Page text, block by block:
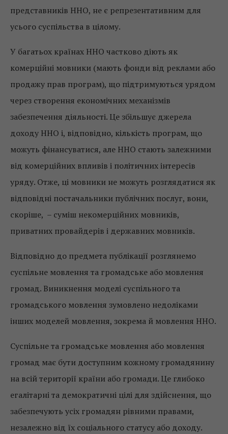
представників ННО, не є репрезентативним для
усього суспільства в цілому.
У багатьох країнах ННО частково діють як
комерційні мовники (мають фонди від реклами або
продажу прав програм), що підтримуються урядом
через створення економічних механізмів
забезпечення діяльності. Це збільшує джерела
доходу ННО і, відповідно, кількість програм, що
можуть фінансуватися, але ННО стають залежними
від комерційних впливів і політичних інтересів
уряду. Отже, ці мовники не можуть розглядатися як
відповідні постачальники публічних послуг, вони,
скоріше, – суміш некомерційних мовників,
приватних провайдерів і державних мовників.
Відповідно до предмета публікації розглянемо
суспільне мовлення та громадське або мовлення
громад. Виникнення моделі суспільного та
громадського мовлення зумовлено недоліками
інших моделей мовлення, зокрема й мовлення ННО.
Суспільне та громадське мовлення або мовлення
громад має бути доступним кожному громадянину
на всій території країни або громади. Це глибоко
егалітарні та демократичні цілі для здійснення, що
забезпечують усіх громадян рівними правами,
незалежно від їх соціального статусу або доходу.